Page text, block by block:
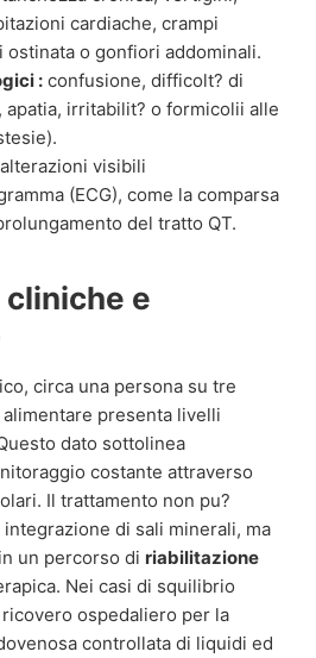
cardiache, crampi
ostinata o gonfiori addominali.
: confusione, difficolt? di
apatia, irritabilit? o formicolii alle
alterazioni visibili
(ECG), come la comparsa
del tratto QT.
e
circa una persona su tre
presenta livelli
dato sottolinea
costante attraverso
Il trattamento non pu?
di sali minerali, ma
un percorso di riabilitazione
Nei casi di squilibrio
ospedaliero per la
controllata di liquidi ed